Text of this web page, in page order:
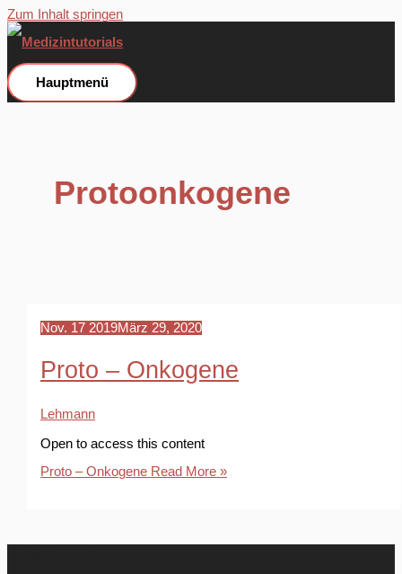
Zum Inhalt springen
Hauptmenü
Protoonkogene
Nov. 17 2019März 29, 2020
Proto – Onkogene
Lehmann
Open to access this content
Proto – Onkogene Read More »